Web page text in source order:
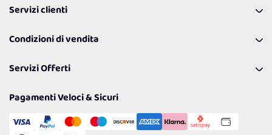
Coupon
Lavora con noi
Politiche per la parità di genere
Servizi clienti
Richiamami
Resi
Condizioni di vendita
Spedizioni
Cookie Policy
Gestisci Cookie
Servizi Offerti
Reso Facile e Veloce
Pagamenti Veloci & Sicuri